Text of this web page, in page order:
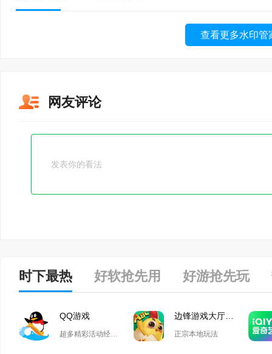
查看更多水印管
网友评论
时下最热 好软抢先用 好游抢先玩
QQ游戏
超多精彩活动经典玩法尽在QQ游戏 正宗本地玩法